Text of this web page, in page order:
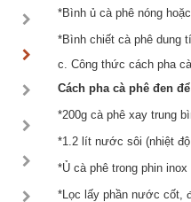
*Bình ủ cà phê nóng
*Bình chiết cà phê dung
c. Công thức cách pha
Cách pha cà phê đen
*200g cà phê xay trung
*1.2 lít nước sôi (nhiệt độ
*Ủ cà phê trong phin
*Lọc lấy phần nước cốt,